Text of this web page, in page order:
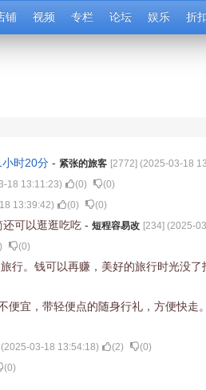
铺 视频 专栏 论坛 娱乐 折
时20分 - 紧张的旅客 [2772] (2025-03-18
18 13:11:23) (0) (0)
13:39:42) (0) (0)
可以逛逛吃吃 - 短程容易改 [234] (2025-
) (0)
行。钱可以再赚，美好的旅行时光没了
宜，带轻便点的随身行礼，方便快走。
2025-03-18 13:54:18) (2) (0)
(0)